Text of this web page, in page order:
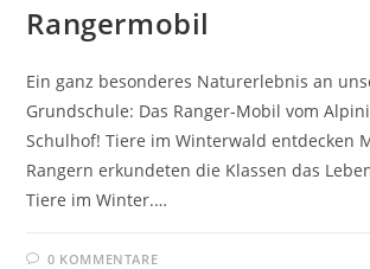
Rangermobil
Ein ganz besonderes Naturerlebnis an
Grundschule: Das Ranger-Mobil vom
Schulhof! Tiere im Winterwald entdecken
Rangern erkundeten die Klassen das
Tiere im Winter.…
0 KOMMENTARE